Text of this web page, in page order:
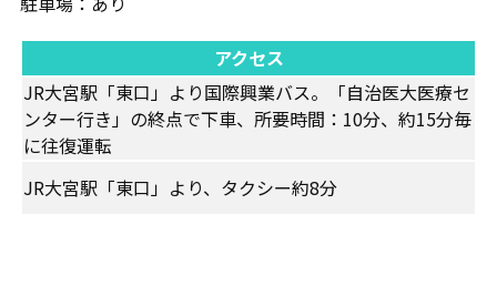
アクセス
JR大宮駅「東口」より国際興業バス。「自治医大医療セ
ンター行き」の終点で下車、所要時間：10分、約15分毎
に往復運転
JR大宮駅「東口」より、タクシー約8分